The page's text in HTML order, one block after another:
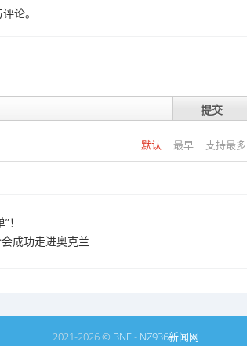
论。
提交
默认 最早 支持最多
！
成功走进奥克兰
2021-2026 © BNE- NZ936新闻网